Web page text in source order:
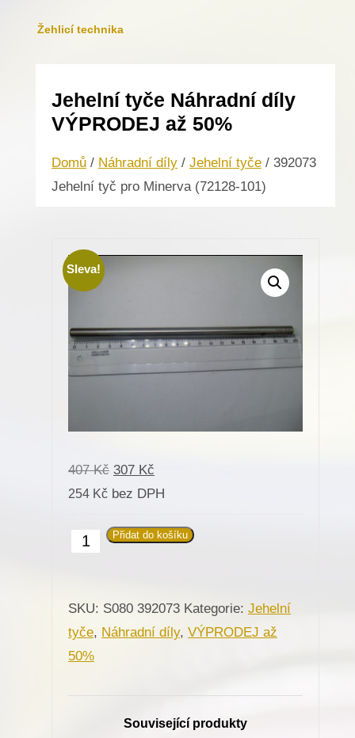
Žehlicí technika
Jehelní tyče Náhradní díly
VÝPRODEJ až 50%
Domů / Náhradní díly / Jehelní tyče / 392073
Jehelní tyč pro Minerva (72128-101)
Sleva!
407Kč Původní
cena
407 Kč.
307 Kč
cena
307 Kč.
254 Kč bez DPH
392073
pro
Minerva
(72128-
Přidat do košíku
SKU: S080 392073 Kategorie: Jehelní
tyče, Náhradní díly, VÝPRODEJ až
50%
Související produkty